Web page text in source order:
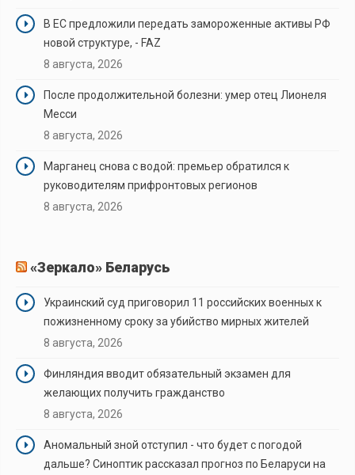
В ЕС предложили передать замороженные активы РФ
новой структуре, - FAZ
8 августа, 2026
После продолжительной болезни: умер отец Лионеля
Месси
8 августа, 2026
Марганец снова с водой: премьер обратился к
руководителям прифронтовых регионов
8 августа, 2026
«Зеркало» Беларусь
Украинский суд приговорил 11 российских военных к
пожизненному сроку за убийство мирных жителей
8 августа, 2026
Финляндия вводит обязательный экзамен для
желающих получить гражданство
8 августа, 2026
Аномальный зной отступил - что будет с погодой
дальше? Синоптик рассказал прогноз по Беларуси на